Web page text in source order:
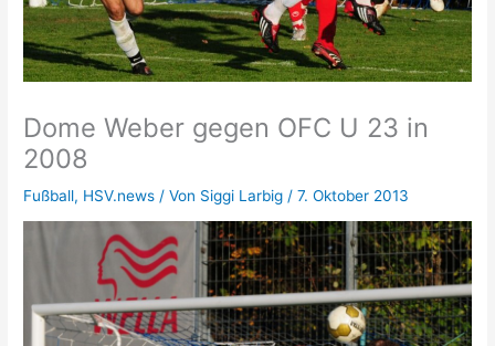
Dome Weber gegen OFC U 23 in
2008
Fußball, HSV.news / Von Siggi Larbig /7. Oktober 2013